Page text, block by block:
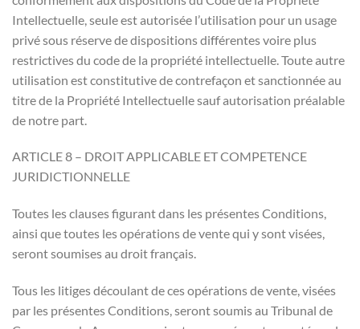
Intellectuelle, seule est autorisée l’utilisation pour un usage
privé sous réserve de dispositions différentes voire plus
restrictives du code de la propriété intellectuelle. Toute autre
utilisation est constitutive de contrefaçon et sanctionnée au
titre de la Propriété Intellectuelle sauf autorisation préalable
de notre part.
ARTICLE 8 – DROIT APPLICABLE ET COMPETENCE
JURIDICTIONNELLE
Toutes les clauses figurant dans les présentes Conditions,
ainsi que toutes les opérations de vente qui y sont visées,
seront soumises au droit français.
Tous les litiges découlant de ces opérations de vente, visées
par les présentes Conditions, seront soumis au Tribunal de